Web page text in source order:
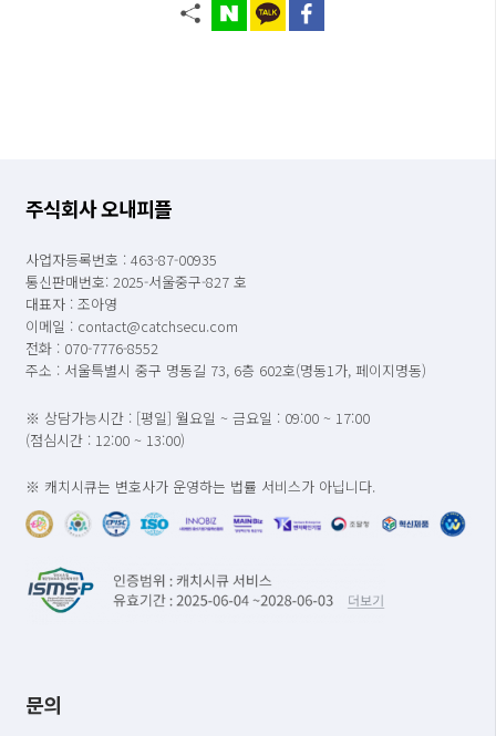
주식회사 오내피플
사업자등록번호 : 463-87-00935
통신판매번호: 2025-서울중구-827 호
대표자 : 조아영
이메일 : contact@catchsecu.com
전화 : 070-7776-8552
주소 : 서울특별시 중구 명동길 73, 6층 602호(명동1가, 페이지명동)
※ 상담가능시간 : [평일] 월요일 ~ 금요일 : 09:00 ~ 17:00
(점심시간 : 12:00 ~ 13:00)
※ 캐치시큐는 변호사가 운영하는 법률 서비스가 아닙니다.
문의